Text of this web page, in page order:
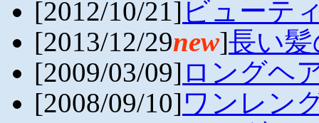
[2012/10/21] ビューテ
[2013/12/29new]長い
[2009/03/09] ロングヘ
[2008/09/10]ワンレン